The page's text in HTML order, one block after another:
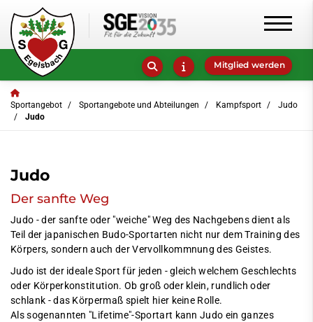
Mitglied werden
Sportangebot Sportangebote und Abteilungen Kampfsport
Judo
Judo
Judo
Der sanfte Weg
Judo - der sanfte oder "weiche" Weg des Nachgebens dient als
Teil der japanischen Budo-Sportarten nicht nur dem Training des
Körpers, sondern auch der Vervollkommnung des Geistes.
Judo ist der ideale Sport für jeden - gleich welchem Geschlechts
oder Körperkonstitution. Ob groß oder klein, rundlich oder
schlank - das Körpermaß spielt hier keine Rolle.
Als sogenannten "Lifetime"-Sportart kann Judo ein ganzes